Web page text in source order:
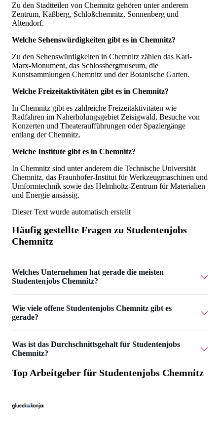
Zu den Stadtteilen von Chemnitz gehören unter anderem
Zentrum, Kaßberg, Schloßchemnitz, Sonnenberg und
Altendorf.
Welche Sehenswürdigkeiten gibt es in Chemnitz?
Zu den Sehenswürdigkeiten in Chemnitz zählen das Karl-
Marx-Monument, das Schlossbergmuseum, die
Kunstsammlungen Chemnitz und der Botanische Garten.
Welche Freizeitaktivitäten gibt es in Chemnitz?
In Chemnitz gibt es zahlreiche Freizeitaktivitäten wie
Radfahren im Naherholungsgebiet Zeisigwald, Besuche von
Konzerten und Theateraufführungen oder Spaziergänge
entlang der Chemnitz.
Welche Institute gibt es in Chemnitz?
In Chemnitz sind unter anderem die Technische Universität
Chemnitz, das Fraunhofer-Institut für Werkzeugmaschinen und
Umformtechnik sowie das Helmholtz-Zentrum für Materialien
und Energie ansässig.
Dieser Text wurde automatisch erstellt
Häufig gestellte Fragen zu Studentenjobs
Chemnitz
Welches Unternehmen hat gerade die meisten
Studentenjobs Chemnitz?
Wie viele offene Studentenjobs Chemnitz gibt es
gerade?
Was ist das Durchschnittsgehalt für Studentenjobs
Chemnitz?
Das Durchschnittsgehalt für Studentenjobs Chemnitz ist
Top Arbeitgeber für Studentenjobs Chemnitz